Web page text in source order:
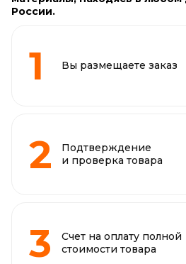
России.
Вы размещаете заказ
Подтверждение
и проверка товара
Счет на оплату полной
стоимости товара